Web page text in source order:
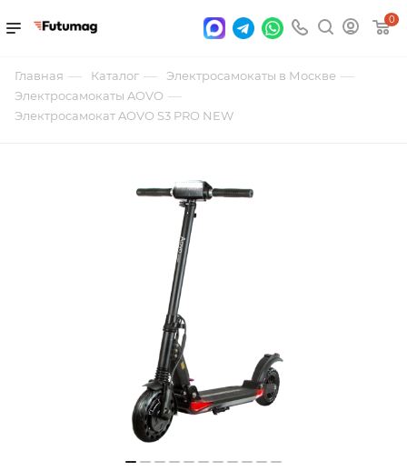
0
Главная — Каталог — Электросамокаты в Москве —
Электросамокаты AOVO —
Электросамокат AOVO S3 PRO NEW